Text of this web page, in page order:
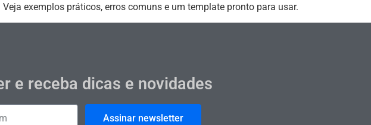
exemplos práticos, erros comuns e um template pronto para usar.
e receba dicas e novidades
Assinar newsletter